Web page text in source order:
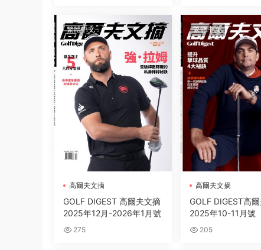
繁體中文
高爾夫文摘
GOLF DIGEST 高爾夫文摘
2025年12月-2026年1月號
275
繁體中文
高爾夫文摘
GOLF DIGEST高
2025年10-11月號
205